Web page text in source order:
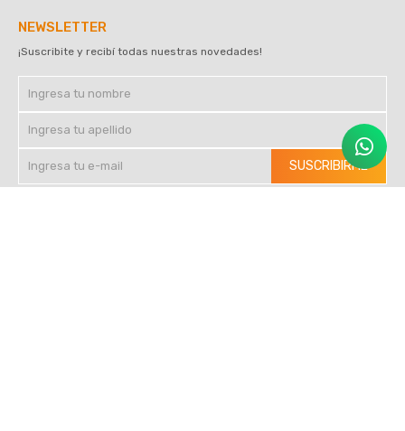
NEWSLETTER
¡Suscribite y recibí todas nuestras novedades!
SUSCRIBIRME